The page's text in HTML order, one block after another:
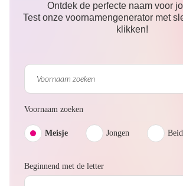
Ontdek de perfecte naam voor
Test onze voornamengenerator met
klikken!
Voornaam zoeken
Meisje Jongen
Beginnend met de letter